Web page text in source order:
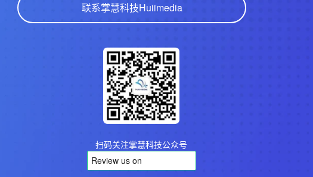
联系掌慧科技Huiimedia
扫码关注掌慧科技公众号